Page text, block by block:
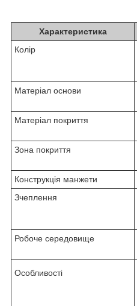
Характеристика
Колір
Матеріал основи
Матеріал покриття
Зона покриття
Конструкція манжети
Зчеплення
Робоче середовище
Особливості